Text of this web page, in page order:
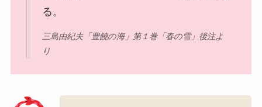
る。
三島由紀夫「豊饒の海」第１巻「春の雪」後注よ
り